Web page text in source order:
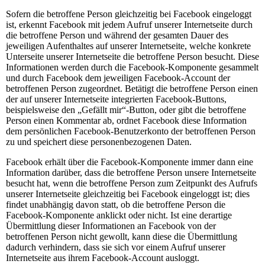
Sofern die betroffene Person gleichzeitig bei Facebook eingeloggt
ist, erkennt Facebook mit jedem Aufruf unserer Internetseite durch
die betroffene Person und während der gesamten Dauer des
jeweiligen Aufenthaltes auf unserer Internetseite, welche konkrete
Unterseite unserer Internetseite die betroffene Person besucht. Diese
Informationen werden durch die Facebook-Komponente gesammelt
und durch Facebook dem jeweiligen Facebook-Account der
betroffenen Person zugeordnet. Betätigt die betroffene Person einen
der auf unserer Internetseite integrierten Facebook-Buttons,
beispielsweise den „Gefällt mir“-Button, oder gibt die betroffene
Person einen Kommentar ab, ordnet Facebook diese Information
dem persönlichen Facebook-Benutzerkonto der betroffenen Person
zu und speichert diese personenbezogenen Daten.
Facebook erhält über die Facebook-Komponente immer dann eine
Information darüber, dass die betroffene Person unsere Internetseite
besucht hat, wenn die betroffene Person zum Zeitpunkt des Aufrufs
unserer Internetseite gleichzeitig bei Facebook eingeloggt ist; dies
findet unabhängig davon statt, ob die betroffene Person die
Facebook-Komponente anklickt oder nicht. Ist eine derartige
Übermittlung dieser Informationen an Facebook von der
betroffenen Person nicht gewollt, kann diese die Übermittlung
dadurch verhindern, dass sie sich vor einem Aufruf unserer
Internetseite aus ihrem Facebook-Account ausloggt.